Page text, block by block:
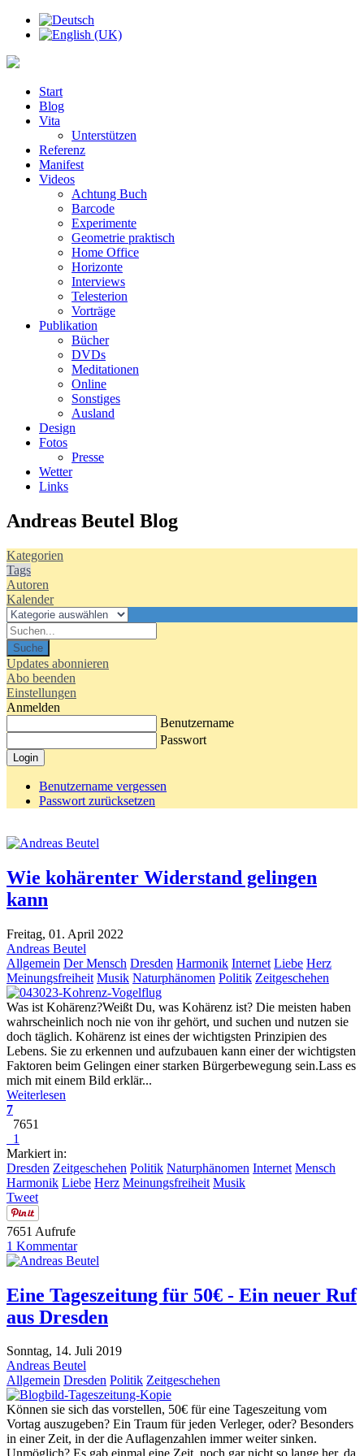
Start
Blog
Vita
Unterstützen
Referenz
Manifest
Videos
Achtung Buch
Barcode
Experimente
Geometrie praktisch
Home Office
Horizonte
Interviews
Telesterion
Vorträge
Publikation
Bücher
DVDs
Meditationen
Online
Sonstiges
Ausland
Design
Fotos
Presse
Wetter
Links
Andreas Beutel Blog
Kategorien
Tags
Autoren
Kalender
Suche
Updates abonnieren
Abo beenden
Einstellungen
Anmelden
Benutzername
Passwort
Login
Benutzername vergessen
Passwort zurücksetzen
Wie kohärenter Widerstand gelingen
kann
Freitag, 01. April 2022
Andreas Beutel
Allgemein Der Mensch Dresden Harmonik Internet Liebe Herz
Meinungsfreiheit Musik Naturphänomen Politik Zeitgeschehen
Was ist Kohärenz?Weißt Du, was Kohärenz ist? Die meisten haben
wahrscheinlich noch nie von ihr gehört, und suchen und nutzen sie
doch täglich. Kohärenz ist eines der wichtigsten Prinzipien des
Lebens. Sie zu erkennen und aufzubauen kann einer der wichtigsten
Faktoren beim Gelingen einer starken Bürgerbewegung sein.Lass es
mich mit einem Bild erklär...
Weiterlesen
7
7651
1
Markiert in:
Dresden Zeitgeschehen Politik Naturphänomen Internet Mensch
Harmonik Liebe Herz Meinungsfreiheit Musik
Tweet
7651 Aufrufe
1 Kommentar
Eine Tageszeitung für 50€ - Ein neuer Ruf
aus Dresden
Sonntag, 14. Juli 2019
Andreas Beutel
Allgemein Dresden Politik Zeitgeschehen
Können sie sich das vorstellen, 50€ für eine Tageszeitung vom
Vortag auszugeben? Ein Traum für jeden Verleger, oder? Besonders
in einer Zeit, in der die Auflagenzahlen immer weiter sinken.